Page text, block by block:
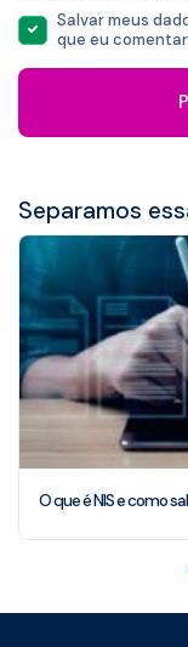
Salvar meus
que eu comentar.
Separamos
O que é NIS e como